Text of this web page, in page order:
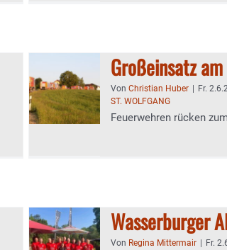
Großeinsatz
Von Christian Huber Fr.
ST. WOLFGANG
Feuerwehren rücken
Wasserburger
Von Regina Mittermair Fr.